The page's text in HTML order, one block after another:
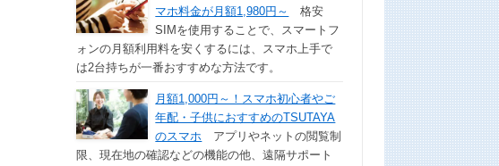
マホ料金が月額1,980円～
格安
SIMを使用することで、スマートフ
ォンの月額利用料を安くするには、スマホ上手で
は2台持ちが一番おすすめな方法です。
月額1,000円～！スマホ初心者やご
年配・子供におすすめのTSUTAYA
のスマホ アプリやネットの閲覧制
限、現在地の確認などの機能の他、遠隔サポート